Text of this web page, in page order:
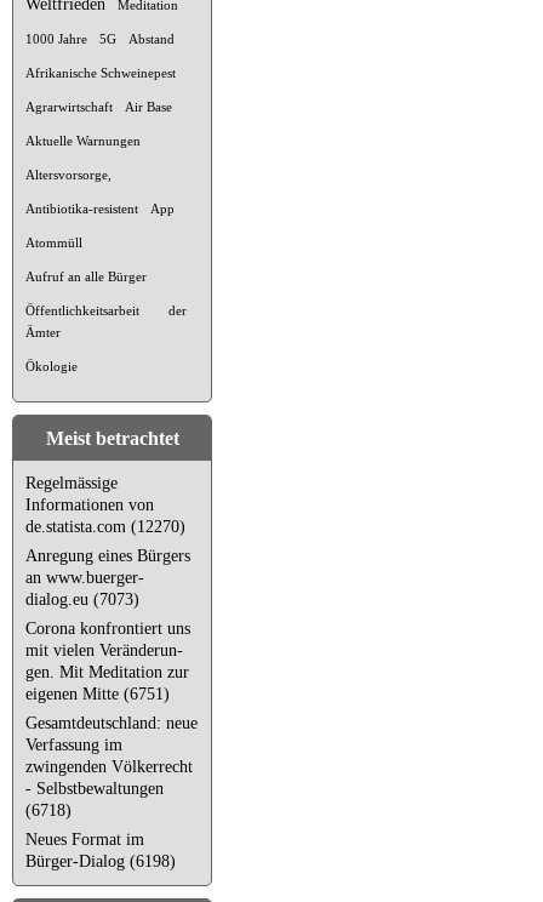
Weltfrieden Meditation
1000 Jahre 5G Abstand
Afrikanische Schweinepest
Agrarwirtschaft Air Base
Aktuelle Warnungen
Altersvorsorge,
Antibiotika-resistent App
Atommüll
Aufruf an alle Bürger
Öffentlichkeitsarbeit der
Ämter
Ökologie
Meist betrachtet
Regelmässige
Informationen von
de.statista.com (12270)
Anregung eines Bürgers
an www.buerger-
dialog.eu (7073)
Corona kon­fron­tiert uns
mit vielen Ver­än­de­run­
gen. Mit Meditation zur
eigenen Mitte (6751)
Gesamtdeutschland: neue
Verfassung im
zwingenden Völkerrecht
- Selbstbewaltungen
(6718)
Neues Format im
Bürger-Dialog (6198)